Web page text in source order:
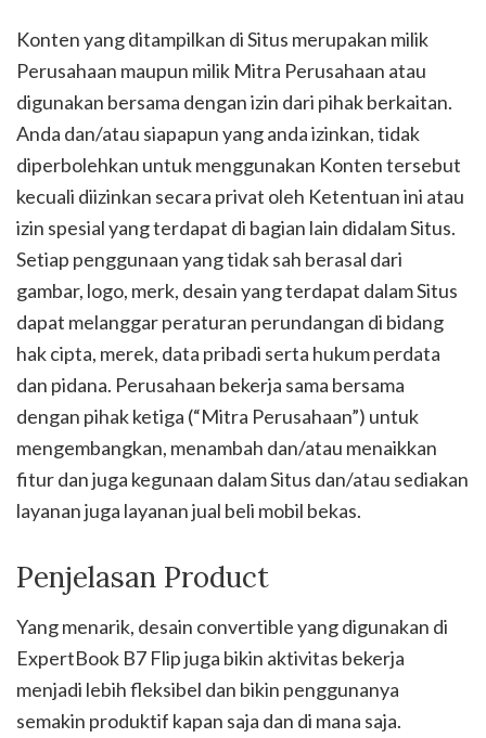
Konten yang ditampilkan di Situs merupakan milik
Perusahaan maupun milik Mitra Perusahaan atau
digunakan bersama dengan izin dari pihak berkaitan.
Anda dan/atau siapapun yang anda izinkan, tidak
diperbolehkan untuk menggunakan Konten tersebut
kecuali diizinkan secara privat oleh Ketentuan ini atau
izin spesial yang terdapat di bagian lain didalam Situs.
Setiap penggunaan yang tidak sah berasal dari
gambar, logo, merk, desain yang terdapat dalam Situs
dapat melanggar peraturan perundangan di bidang
hak cipta, merek, data pribadi serta hukum perdata
dan pidana. Perusahaan bekerja sama bersama
dengan pihak ketiga (“Mitra Perusahaan”) untuk
mengembangkan, menambah dan/atau menaikkan
fitur dan juga kegunaan dalam Situs dan/atau sediakan
layanan juga layanan jual beli mobil bekas.
Penjelasan Product
Yang menarik, desain convertible yang digunakan di
ExpertBook B7 Flip juga bikin aktivitas bekerja
menjadi lebih fleksibel dan bikin penggunanya
semakin produktif kapan saja dan di mana saja.